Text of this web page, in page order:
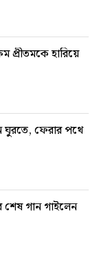
প্রীতমকে হারিয়ে
ঘুরতে, ফেরার পথে
শেষ গান গাইলেন